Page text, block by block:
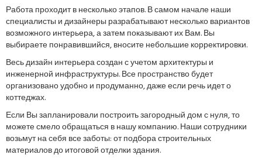
Работа проходит в несколько этапов. В самом начале наши
специалисты и дизайнеры разрабатывают несколько вариантов
возможного интерьера, а затем показывают их Вам. Вы
выбираете понравившийся, вносите небольшие корректировки.
Весь дизайн интерьера создан с учетом архитектуры и
инженерной инфраструктуры. Все пространство будет
организовано удобно и продуманно, даже если речь идет о
коттеджах.
Если Вы запланировали построить загородный дом с нуля, то
можете смело обращаться в нашу компанию. Наши сотрудники
возьмут на себя все заботы: от подбора строительных
материалов до итоговой отделки здания.